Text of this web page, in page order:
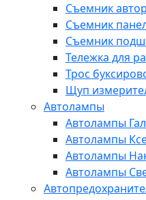
Съемник
Съемник
Съемник
Тележка для
Трос
Щуп
Автолампы
Автолампы
Автолампы
Автолампы
Автолампы